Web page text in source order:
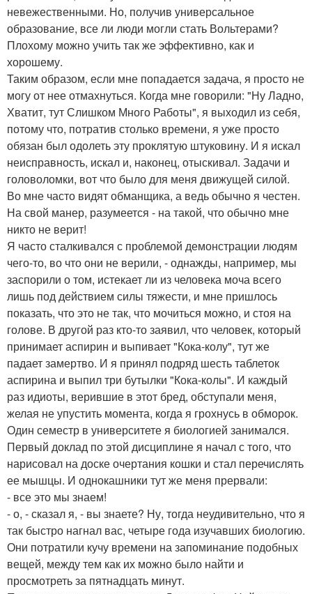
невежественными. Но, получив универсальное
образование, все ли люди могли стать Вольтерами?
Плохому можно учить так же эффективно, как и
хорошему.
Таким образом, если мне попадается задача, я просто не
могу от нее отмахнуться. Когда мне говорили: "Ну Ладно,
Хватит, тут Слишком Много Работы", я выходил из себя,
потому что, потратив столько времени, я уже просто
обязан был одолеть эту проклятую штуковину. И я искал
неисправность, искал и, наконец, отыскивал. Задачи и
головоломки, вот что было для меня движущей силой.
Во мне часто видят обманщика, а ведь обычно я честен.
На свой манер, разумеется - на такой, что обычно мне
никто не верит!
Я часто сталкивался с проблемой демонстрации людям
чего-то, во что они не верили, - однажды, например, мы
заспорили о том, истекает ли из человека моча всего
лишь под действием силы тяжести, и мне пришлось
показать, что это не так, что мочиться можно, и стоя на
голове. В другой раз кто-то заявил, что человек, который
принимает аспирин и выпивает "Кока-колу", тут же
падает замертво. И я принял подряд шесть таблеток
аспирина и выпил три бутылки "Кока-колы". И каждый
раз идиоты, верившие в этот бред, обступали меня,
желая не упустить момента, когда я грохнусь в обморок.
Один семестр в университете я биологией занимался.
Первый доклад по этой дисциплине я начал с того, что
нарисовал на доске очертания кошки и стал перечислять
ее мышцы. И однокашники тут же меня прервали:
- все это мы знаем!
- о, - сказал я, - вы знаете? Ну, тогда неудивительно, что я
так быстро нагнал вас, четыре года изучавших биологию.
Они потратили кучу времени на запоминание подобных
вещей, между тем как их можно было найти и
просмотреть за пятнадцать минут.